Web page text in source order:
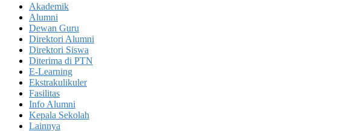
Akademik
Alumni
Dewan Guru
Direktori Alumni
Direktori Siswa
Diterima di PTN
E-Learning
Ekstrakulikuler
Fasilitas
Info Alumni
Kepala Sekolah
Lainnya